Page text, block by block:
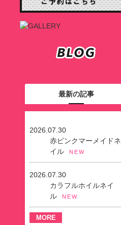
最新の記事
2026.07.30
赤ピンクマーメイドネ
イル
NEW
2026.07.30
カラフルホイルネイ
ル
NEW
MORE